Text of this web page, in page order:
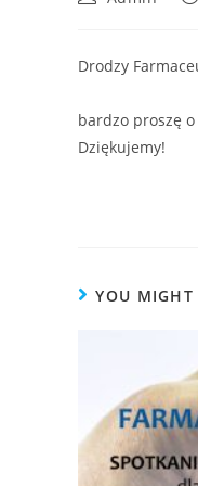
Drodzy
bardzo proszę
Dziękujemy!
YOU MIGHT